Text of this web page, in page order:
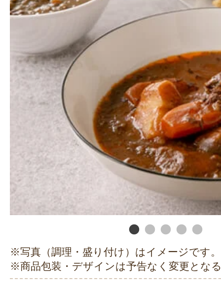
※写真（調理・盛り付け）はイメージです。
※商品包装・デザインは予告なく変更とな